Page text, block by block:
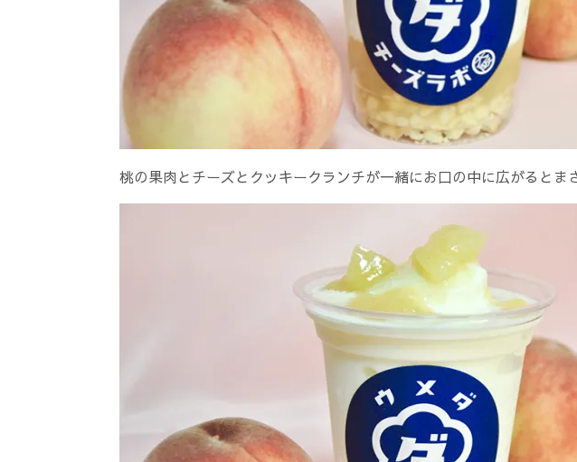
桃の果肉とチーズとクッキークランチが一緒にお口の中に広がるとま